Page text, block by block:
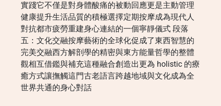
實踐它不僅是對身體酸痛的被動回應更是主動管理
健康提升生活品質的積極選擇定期按摩成為現代人
對抗都市疲勞重建身心連結的一個寧靜儀式 段落
五：文化交融按摩藝術的全球化促成了東西智慧的
完美交融西方解剖學的精密與東方能量哲學的整體
觀相互借鑑與補充這種融合創造出更為 holistic 的療
癒方式讓撫觸這門古老語言跨越地域與文化成為全
世界共通的身心對話